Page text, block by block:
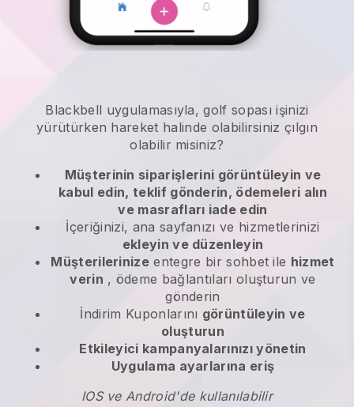
Blackbell uygulamasıyla,golf sopası işinizi
yürütürken hareket halinde olabilirsiniz çılgın
olabilir misiniz?
Müşterinin siparişlerini görüntüleyin ve
kabul edin, teklif gönderin, ödemeleri alın
ve masrafları iade edin
İçeriğinizi, ana sayfanızı ve hizmetlerinizi
ekleyin ve düzenleyin
Müşterilerinize entegre bir sohbet ile hizmet
verin , ödeme bağlantıları oluşturun ve
gönderin
İndirim Kuponlarını görüntüleyin ve
oluşturun
Etkileyici kampanyalarınızı yönetin
Uygulama ayarlarına eriş
IOS ve Android'de kullanılabilir